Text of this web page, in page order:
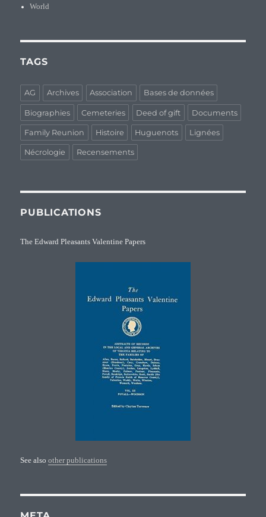
World
TAGS
AG Archives Association Bases de données
Biographies Cemeteries Deed of gift Documents
Family Reunion Histoire Huguenots Lignées
Nécrologie Recensements
PUBLICATIONS
The Edward Pleasants Valentine Papers
See alsoother publications